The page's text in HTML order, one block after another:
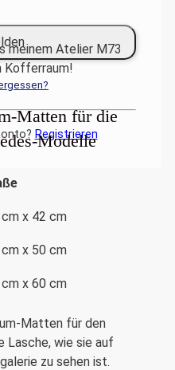
meinem Atelier M73
Kofferraum!
Matten für die
Modelle
x 42 cm
x 50 cm
x 60 cm
Matten für den
Lasche, wie sie auf
zu sehen ist.
Registrieren